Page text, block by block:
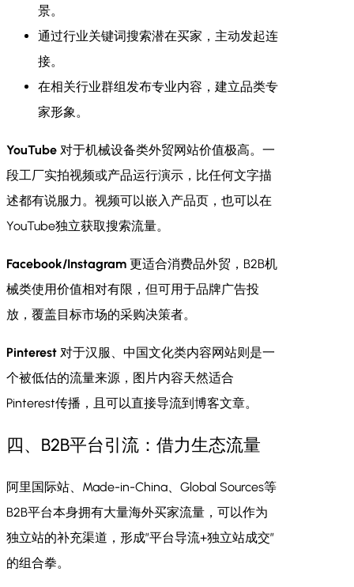
景。
通过行业关键词搜索潜在买家，主动发起连
接。
在相关行业群组发布专业内容，建立品类专
家形象。
YouTube 对于机械设备类外贸网站价值极高。一
段工厂实拍视频或产品运行演示，比任何文字描
述都有说服力。视频可以嵌入产品页，也可以在
YouTube独立获取搜索流量。
Facebook/Instagram 更适合消费品外贸，B2B机
械类使用价值相对有限，但可用于品牌广告投
放，覆盖目标市场的采购决策者。
Pinterest 对于汉服、中国文化类内容网站则是一
个被低估的流量来源，图片内容天然适合
Pinterest传播，且可以直接导流到博客文章。
四、B2B平台引流：借力生态流量
阿里国际站、Made-in-China、Global Sources等
B2B平台本身拥有大量海外买家流量，可以作为
独立站的补充渠道，形成”平台导流+独立站成交”
的组合拳。